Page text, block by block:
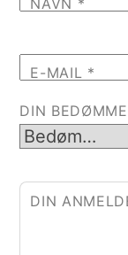
NAVN *
E-MAIL *
DIN
DIN